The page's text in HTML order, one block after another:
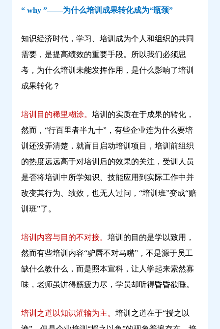
“ why ”——为什么培训成果转化成为“瓶颈”
知识经济时代，学习、培训成为个人和组织的共同
需要，是提高绩效的重要手段。所以我们必须思
考，为什么培训未能发挥作用，是什么影响了培训
成果转化？
培训目的稀里糊涂。 培训的实质在于成果的转化，
然而，“行百里者半九十”，有些企业连为什么要培
训还没弄清楚，就盲目启动培训项目，培训前组织
的热度远远高于对培训后的效果的关注，受训人员
是否将培训中所学知识、技能应用到实际工作中并
改变其行为、绩效，也无人过问，“培训班”变成“赔
训班”了。
培训内容与目的不对接。 培训的目的是学以致用，
然而有些培训内容“驴唇不对马嘴”，不是源于员工
缺什么教什么，而是照本宣科，让人学起来索然寡
味，老师虽讲得筋疲力尽，学员却听得昏昏欲睡。
培训之道以知识灌输为主。 培训之道在于“授之以